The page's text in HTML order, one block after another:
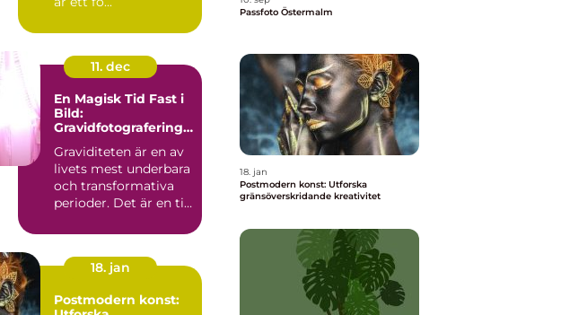
11. dec
En Magisk Tid Fast i
Bild:
Gravidfotografering i
Graviditeten är en av
livets mest underbara
och transformativa
perioder. Det är en tid
18. jan
Postmodern konst:
Passfoto Östermalm
18. jan
Postmodern konst: Utforska
gränsöverskridande kreativitet